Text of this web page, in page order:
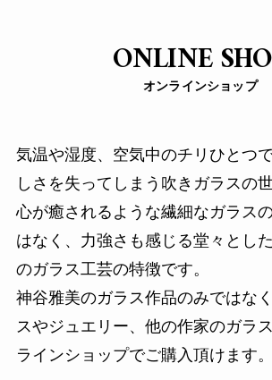
ONLINE
オンラインショップ
気温や湿度、空気中のチリひとつ
しさを失ってしまう吹きガラスの世
心が癒されるような繊細なガラス
はなく、力強さも感じる堂々とし
のガラス工芸の特徴です。
神谷雅美のガラス作品のみではな
スやジュエリー、他の作家のガラ
ラインショップでご購入頂けます。